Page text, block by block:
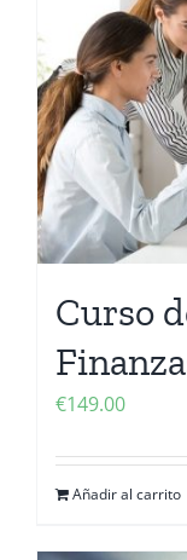
Curso
€149.00
Añadir al carrito